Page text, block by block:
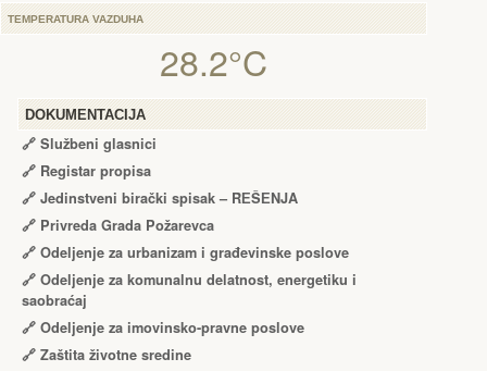
TEMPERATURA VAZDUHA
28.2°C
DOKUMENTACIJA
🔗 Službeni glasnici
🔗 Registar propisa
🔗 Jedinstveni birački spisak – RЕŠЕNJA
🔗 Privreda Grada Požarevca
🔗 Odeljenje za urbanizam i građevinske poslove
🔗 Odeljenje za komunalnu delatnost, energetiku i
saobraćaj
🔗 Odeljenje za imovinsko-pravne poslove
🔗 Zaštita životne sredine